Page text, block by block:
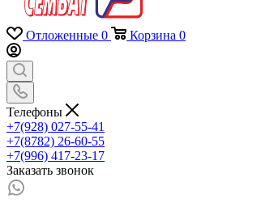
Отложенные 0 Корзина 0
Телефоны
+7(928) 027-55-41
+7(8782) 26-60-55
+7(996) 417-23-17
Заказать звонок